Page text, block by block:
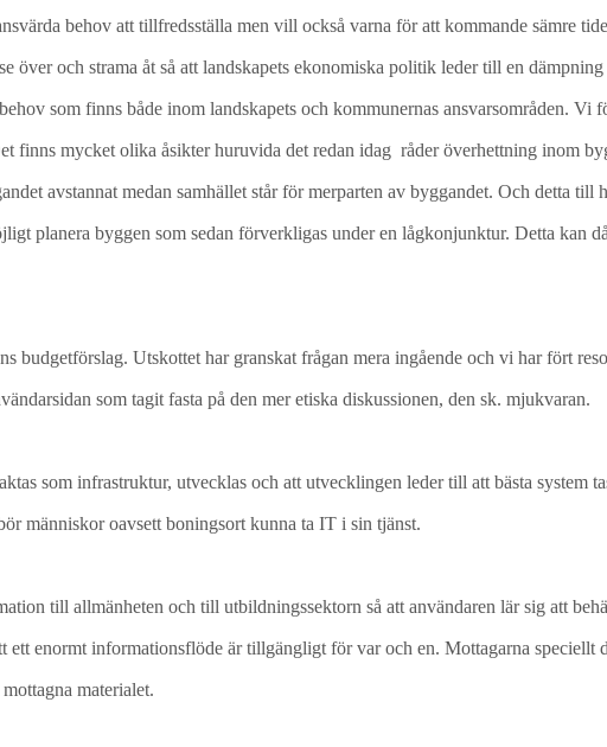
behov att tillfredsställa men vill också varna för att kommande sämre
över och strama åt så att landskapets ekonomiska politik leder till en
som finns både inom landskapets och kommunernas ansvarsområden. Vi
finns mycket olika åsikter huruvida det redan idag råder överhettning inom
avstannat medan samhället står för merparten av byggandet. Och detta till
planera byggen som sedan förverkligas under en lågkonjunktur. Detta kan
budgetförslag. Utskottet har granskat frågan mera ingående och vi har fört
som tagit fasta på den mer etiska diskussionen, den sk. mjukvaran.
som infrastruktur, utvecklas och att utvecklingen leder till att bästa system
människor oavsett boningsort kunna ta IT i sin tjänst.
till allmänheten och till utbildningssektorn så att användaren lär sig att
ett enormt informationsflöde är tillgängligt för var och en. Mottagarna speciellt
materialet.